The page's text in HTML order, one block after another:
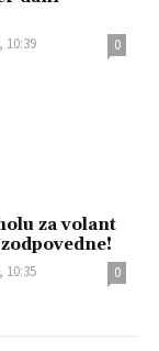
10:39 0
za volant
10:35 0